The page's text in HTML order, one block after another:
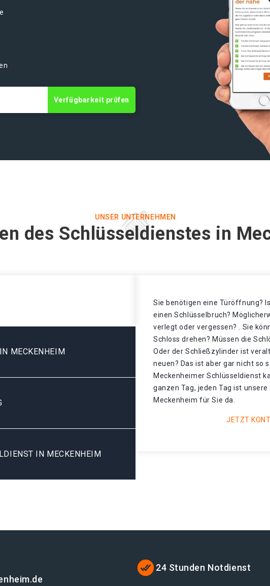
Verfügbarkeit prüfen
UNSER UNTERNEHMEN
des Schlüsseldienstes in
MECKENHEIM
IN MECKENHEIM
Sie benötigen eine Türöffnung?
einen Schlüsselbruch?
verlegt oder vergessen? . Sie
Schloss drehen? Müssen die
Oder der Schließzylinder ist
neuen? Das ist aber gar nicht so
Meckenheimer Schlüsseldienst
ganzen Tag, jeden Tag ist
Meckenheim für Sie da.
JETZT
24 Stunden Notdienst